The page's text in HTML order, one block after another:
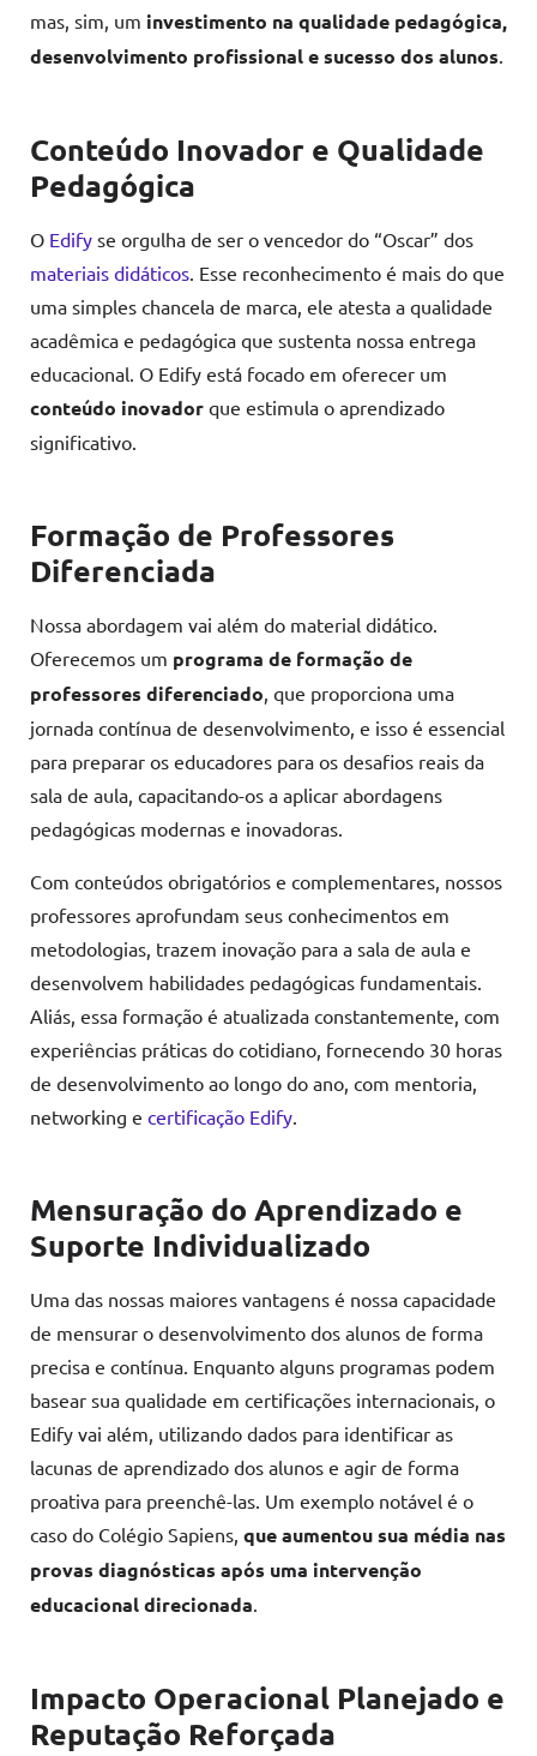
mas, sim, um investimento na qualidade pedagógica,
desenvolvimento profissional e sucesso dos alunos
Conteúdo Inovador e Qualidade
Pedagógica
O Edify se orgulha de ser o vencedor do “Oscar” dos
materiais didáticos . Esse reconhecimento é mais do que
uma simples chancela de marca, ele atesta a qualidade
acadêmica e pedagógica que sustenta nossa entrega
educacional. O Edify está focado em oferecer um
conteúdo inovador que estimula o aprendizado
significativo.
Formação de Professores
Diferenciada
Nossa abordagem vai além do material didático.
Oferecemos um programa de formação de
professores diferenciado , que proporciona uma
jornada contínua de desenvolvimento, e isso é essencial
para preparar os educadores para os desafios reais da
sala de aula, capacitando-os a aplicar abordagens
pedagógicas modernas e inovadoras.
Com conteúdos obrigatórios e complementares, nossos
professores aprofundam seus conhecimentos em
metodologias, trazem inovação para a sala de aula e
desenvolvem habilidades pedagógicas fundamentais.
Aliás, essa formação é atualizada constantemente, com
experiências práticas do cotidiano, fornecendo 30 horas
de desenvolvimento ao longo do ano, com mentoria,
networking e certificação Edify
Mensuração do Aprendizado e
Suporte Individualizado
Uma das nossas maiores vantagens é nossa capacidade
de mensurar o desenvolvimento dos alunos de forma
precisa e contínua. Enquanto alguns programas podem
basear sua qualidade em certificações internacionais, o
Edify vai além, utilizando dados para identificar as
lacunas de aprendizado dos alunos e agir de forma
proativa para preenchê-las. Um exemplo notável é o
caso do Colégio Sapiens, que aumentou sua média nas
provas diagnósticas após uma intervenção
educacional direcionada
Impacto Operacional Planejado e
Reputação Reforçada